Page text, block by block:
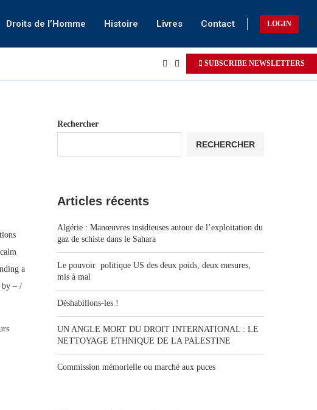
Droits de l’Homme Histoire Livres Contact LOGIN
SUBSCRIBE NEWSLETTERS
a
by – /
Rechercher
RECHERCHER
Articles récents
Algérie : Manœuvres insidieuses autour de l’exploitation du
gaz de schiste dans le Sahara
Le pouvoir politique US des deux poids, deux mesures,
mis à mal
Déshabillons-les !
UN ANGLE MORT DU DROIT INTERNATIONAL : LE
NETTOYAGE ETHNIQUE DE LA PALESTINE
Commission mémorielle ou marché aux puces